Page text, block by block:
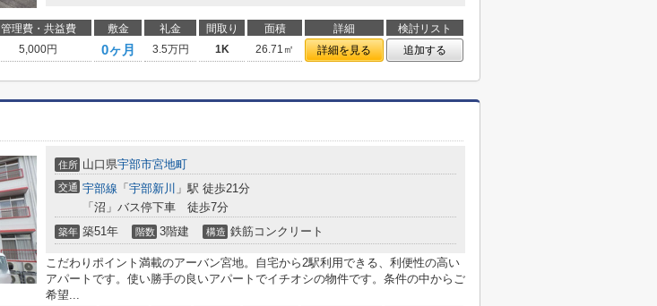
管理費・共益費 敷金 礼金 間取り 面積 詳細
検討リスト
5,000円 0ヶ月 3.5万円 1K 26.71㎡ 詳細を見る 追加する
住所 山口県宇部市宮地町
交通 宇部線 「 宇部新川 」駅 徒歩21分
「沼」バス停下車 徒歩7分
築年 築51年 階数 3階建 構造 鉄筋コンクリート
こだわりポイント満載のアーバン宮地。自宅から2駅利用できる、利便性の高い
アパートです。使い勝手の良いアパートでイチオシの物件です。条件の中からご
希望...